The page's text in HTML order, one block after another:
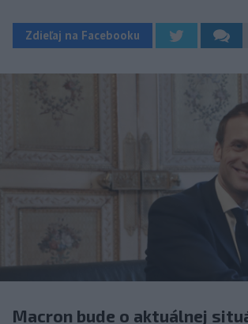
Zdieľaj na Facebooku
Macron bude o aktuálnej